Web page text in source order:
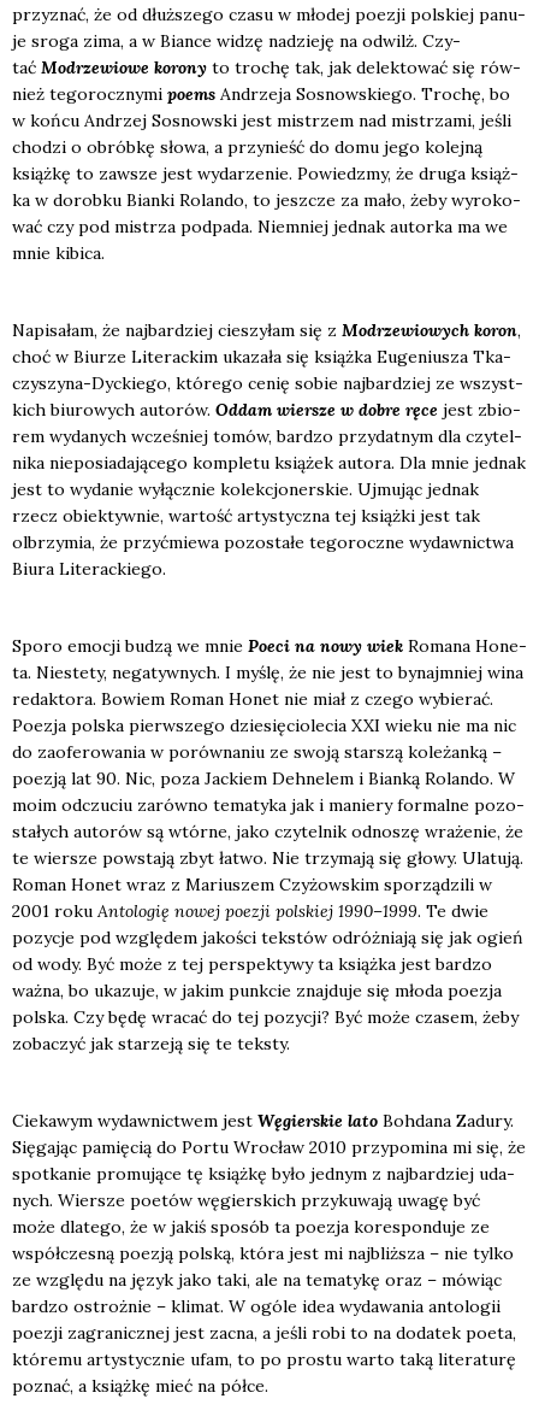
przy­znać, że od dłuż­sze­go cza­su w mło­dej poezji pol­skiej panu­
je sro­ga zima, a w Bian­ce widzę nadzie­ję na odwilż. Czy­
tać Modrze­wio­we koro­ny to tro­chę tak, jak delek­to­wać się rów­
nież tego­rocz­ny­mi poems Andrze­ja Sosnow­skie­go. Tro­chę, bo
w koń­cu Andrzej Sosnow­ski jest mistrzem nad mistrza­mi, jeśli
cho­dzi o obrób­kę sło­wa, a przy­nieść do domu jego kolej­ną
książ­kę to zawsze jest wyda­rze­nie. Powiedz­my, że dru­ga książ­
ka w dorob­ku Bian­ki Rolan­do, to jesz­cze za mało, żeby wyro­ko­
wać czy pod mistrza pod­pa­da. Nie­mniej jed­nak autor­ka ma we
mnie kibi­ca.
Napi­sa­łam, że naj­bar­dziej cie­szy­łam się z Modrze­wio­wych koron,
choć w Biu­rze Lite­rac­kim uka­za­ła się książ­ka Euge­niu­sza Tka­
czy­szy­na-Dyc­kie­go, któ­re­go cenię sobie naj­bar­dziej ze wszyst­
kich biu­ro­wych auto­rów. Oddam wier­sze w dobre ręce jest zbio­
rem wyda­nych wcze­śniej tomów, bar­dzo przy­dat­nym dla czy­tel­
ni­ka nie­po­sia­da­ją­ce­go kom­ple­tu ksią­żek auto­ra. Dla mnie jed­nak
jest to wyda­nie wyłącz­nie kolek­cjo­ner­skie. Ujmu­jąc jed­nak
rzecz obiek­tyw­nie, war­tość arty­stycz­na tej książ­ki jest tak
olbrzy­mia, że przy­ćmie­wa pozo­sta­łe tego­rocz­ne wydaw­nic­twa
Biu­ra Lite­rac­kie­go.
Spo­ro emo­cji budzą we mnie Poeci na nowy wiek Roma­na Hone­
ta. Nie­ste­ty, nega­tyw­nych. I myślę, że nie jest to bynaj­mniej wina
redak­to­ra. Bowiem Roman Honet nie miał z cze­go wybie­rać.
Poezja pol­ska pierw­sze­go dzie­się­cio­le­cia XXI wie­ku nie ma nic
do zaofe­ro­wa­nia w porów­na­niu ze swo­ją star­szą kole­żan­ką –
poezją lat 90. Nic, poza Jac­kiem Deh­ne­lem i Bian­ką Rolan­do. W
moim odczu­ciu zarów­no tema­ty­ka jak i manie­ry for­mal­ne pozo­
sta­łych auto­rów są wtór­ne, jako czy­tel­nik odno­szę wra­że­nie, że
te wier­sze powsta­ją zbyt łatwo. Nie trzy­ma­ją się gło­wy. Ula­tu­ją.
Roman Honet wraz z Mariu­szem Czy­żow­skim spo­rzą­dzi­li w
2001 roku Anto­lo­gię nowej poezji pol­skiej 1990–1999. Te dwie
pozy­cje pod wzglę­dem jako­ści tek­stów odróż­nia­ją się jak ogień
od wody. Być może z tej per­spek­ty­wy ta książ­ka jest bar­dzo
waż­na, bo uka­zu­je, w jakim punk­cie znaj­du­je się mło­da poezja
pol­ska. Czy będę wra­cać do tej pozy­cji? Być może cza­sem, żeby
zoba­czyć jak sta­rze­ją się te tek­sty.
Cie­ka­wym wydaw­nic­twem jest Węgier­skie lato Boh­da­na Zadu­ry.
Się­ga­jąc pamię­cią do Por­tu Wro­cław 2010 przy­po­mi­na mi się, że
spo­tka­nie pro­mu­ją­ce tę książ­kę było jed­nym z naj­bar­dziej uda­
nych. Wier­sze poetów węgier­skich przy­ku­wa­ją uwa­gę być
może dla­te­go, że w jakiś spo­sób ta poezja kore­spon­du­je ze
współ­cze­sną poezją pol­ską, któ­ra jest mi naj­bliż­sza – nie tyl­ko
ze wzglę­du na język jako taki, ale na tema­ty­kę oraz – mówiąc
bar­dzo ostroż­nie – kli­mat. W ogó­le idea wyda­wa­nia anto­lo­gii
poezji zagra­nicz­nej jest zacna, a jeśli robi to na doda­tek poeta,
któ­re­mu arty­stycz­nie ufam, to po pro­stu war­to taką lite­ra­tu­rę
poznać, a książ­kę mieć na pół­ce.